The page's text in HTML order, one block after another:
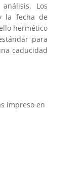
Los
la fecha de
hermético
para
caducidad
impreso en